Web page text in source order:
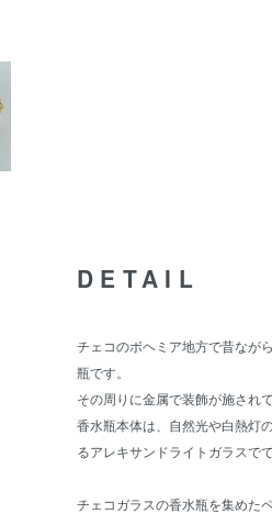
DETAIL
チェコのボヘミア地方で昔なが
瓶です。
その周りに金属で装飾が施されて
香水瓶本体は、自然光や白熱灯
るアレキサンドライトガラスで
チェコガラスの香水瓶を集めた